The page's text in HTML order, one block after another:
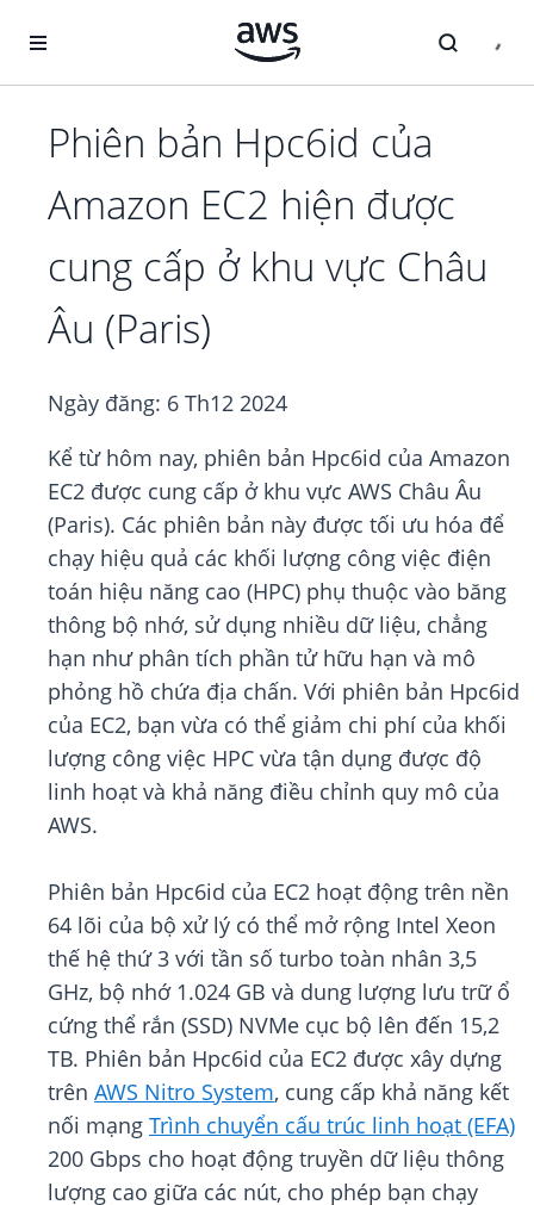
Phiên bản Hpc6id của
Amazon EC2 hiện được
cung cấp ở khu vực Châu
Âu (Paris)
Ngày đăng: 6 Th12 2024
Kể từ hôm nay, phiên bản Hpc6id của Amazon
EC2 được cung cấp ở khu vực AWS Châu Âu
(Paris). Các phiên bản này được tối ưu hóa để
chạy hiệu quả các khối lượng công việc điện
toán hiệu năng cao (HPC) phụ thuộc vào băng
thông bộ nhớ, sử dụng nhiều dữ liệu, chẳng
hạn như phân tích phần tử hữu hạn và mô
phỏng hồ chứa địa chấn. Với phiên bản Hpc6id
của EC2, bạn vừa có thể giảm chi phí của khối
lượng công việc HPC vừa tận dụng được độ
linh hoạt và khả năng điều chỉnh quy mô của
AWS.
Phiên bản Hpc6id của EC2 hoạt động trên nền
64 lõi của bộ xử lý có thể mở rộng Intel Xeon
thế hệ thứ 3 với tần số turbo toàn nhân 3,5
GHz, bộ nhớ 1.024 GB và dung lượng lưu trữ ổ
cứng thể rắn (SSD) NVMe cục bộ lên đến 15,2
TB. Phiên bản Hpc6id của EC2 được xây dựng
trên AWS Nitro System, cung cấp khả năng kết
nối mạng Trình chuyển cấu trúc linh hoạt (EFA)
200 Gbps cho hoạt động truyền dữ liệu thông
lượng cao giữa các nút, cho phép bạn chạy